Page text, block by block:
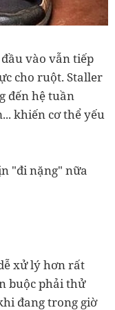
vào vẫn tiếp
cho ruột. Staller
đến hệ tuần
khiến cơ thể yếu
"đi nặng" nữa
xử lý hơn rất
buộc phải thử
đang trong giờ